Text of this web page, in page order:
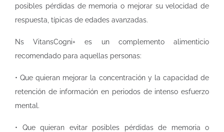
posibles pérdidas de memoria o mejorar su velocidad de
respuesta, típicas de edades avanzadas.
Ns VitansCogni+ es un complemento alimenticio
recomendado para aquellas personas:
• Que quieran mejorar la concentración y la capacidad de
retención de información en periodos de intenso esfuerzo
mental.
• Que quieran evitar posibles pérdidas de memoria o